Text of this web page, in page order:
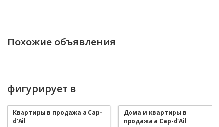
Похожие объявления
фигурирует в
Квартиры в продажа a Cap-
d'Ail
Дома и квартиры в
продажа a Cap-d'Ail